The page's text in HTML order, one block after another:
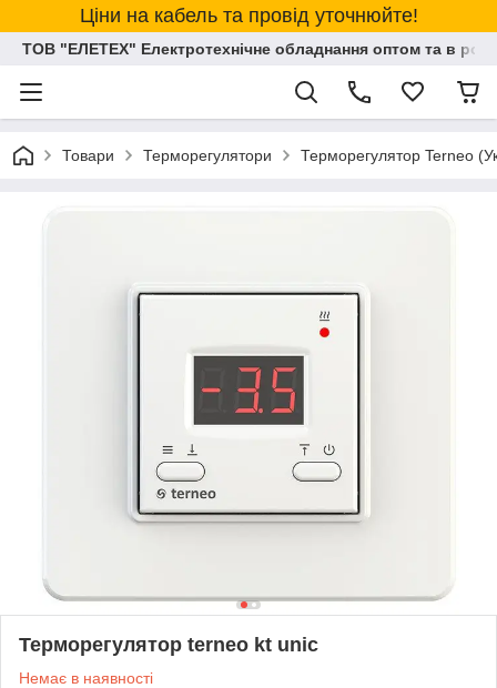
Ціни на кабель та провід уточнюйте!
ТОВ "ЕЛЕТЕХ" Електротехнічне обладнання оптом та в
Товари Терморегулятори Терморегулятор Terneo
Терморегулятор terneo kt unic
Немає в наявності